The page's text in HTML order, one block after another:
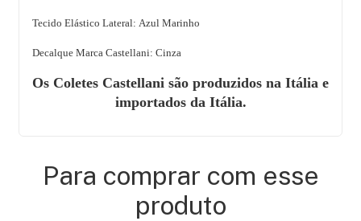
Tecido Elástico Lateral: Azul Marinho
Decalque Marca Castellani: Cinza
Os Coletes Castellani são produzidos na Itália e
importados da Itália.
Para comprar com esse
produto